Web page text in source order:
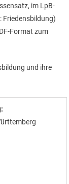
im LpB-
Friedensbildung)
Format zum
und ihre